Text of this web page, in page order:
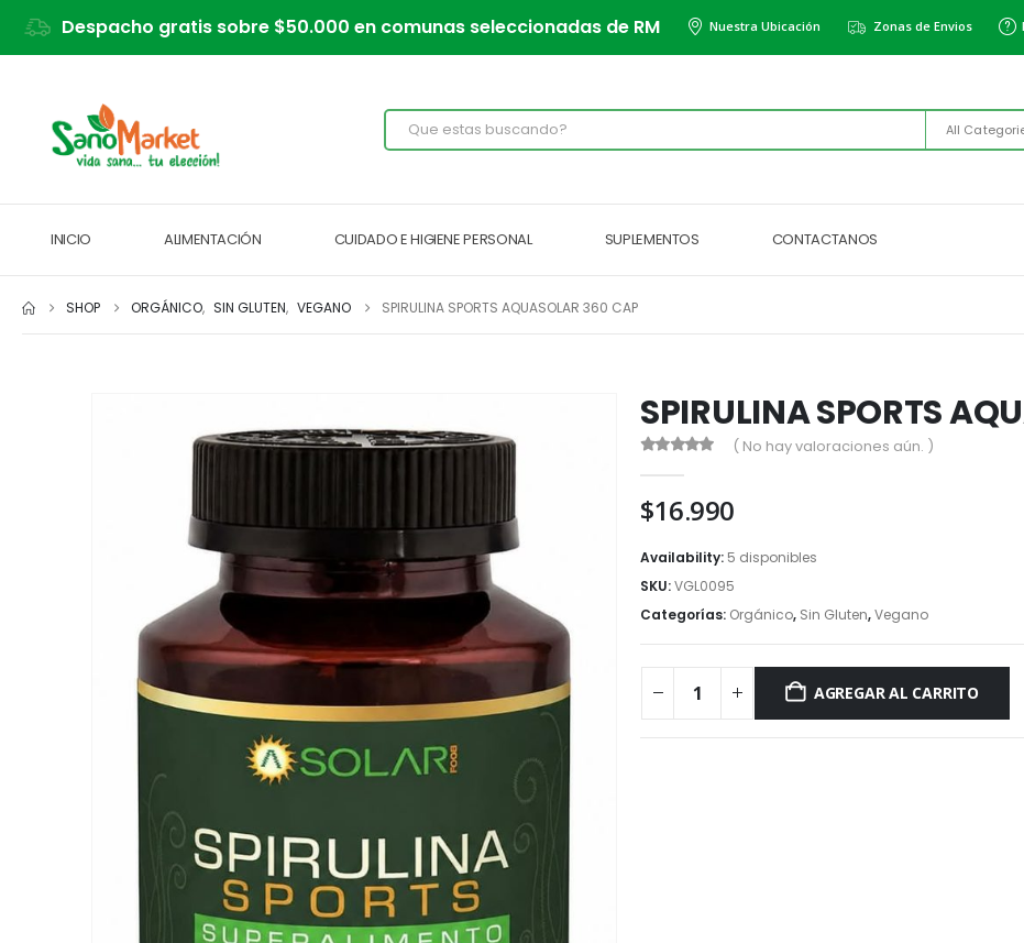
Despacho gratis sobre $50.000 en comunas seleccionadas de RM Nuestra Ubicación Zonas de Envios
All
INICIO ALIMENTACIÓN CUIDADO E HIGIENE PERSONAL SUPLEMENTOS CONTACTANOS
SHOP ORGÁNICO, SIN GLUTEN, VEGANO SPIRULINA SPORTS AQUASOLAR 360 CAP
SPIRULINA SPORTS
( No hay valoraciones aún. )
$16.990
Availability: 5 disponibles
SKU:VGL0095
Categorías: Orgánico, Sin Gluten,Vegano
AGREGAR AL CARRITO